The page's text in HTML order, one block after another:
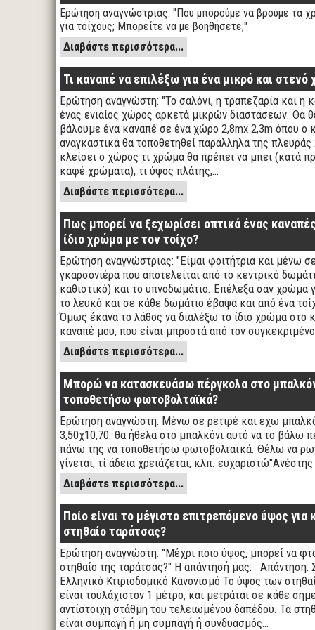
Ερώτηση αναγνώστριας: "Που μπορούμε να βρούμε τα
για τοίχους; Μπορείτε να με βοηθήσετε;"
Διαβάστε περισσότερα...
Τι καναπέ να επιλέξω για ένα μικρό και στενό
Ερώτηση αναγνώστη: "Το σαλόνι, η τραπεζαρία και η
ένας ενιαίος χώρος αρκετά μικρών διαστάσεων. Θα
βάλουμε ένα καναπέ σε ένα χώρο 2,8mx 2,3m όπου ο
αναγκαστικά θα τοποθετηθεί παράλληλα της πλευράς
κλείσει ο χώρος τι χρώμα θα πρέπει να μπει (κατά
καφέ χρώματα), τι ύψος πλάτης,…
Διαβάστε περισσότερα...
Πως μπορεί να ξεχωρίσει οπτικά ένας
ίδιο χρώμα με τον τοίχο?
Ερώτηση αναγνώστριας: "Είμαι φοιτήτρια και μένω
γκαρσονιέρα που αποτελείται από το κεντρικό
καθιστικό) και το υπνοδωμάτιο. Επέλεξα σαν χρώμα
το λευκό και σε κάθε δωμάτιο έβαψα και από ένα
Όμως έκανα το λάθος να διαλέξω το ίδιο χρώμα στο
καναπέ μου, που είναι μπροστά από τον
Διαβάστε περισσότερα...
Μπορώ να κατασκευάσω πέργκολα στο
τοποθετήσω φωτοβολταϊκά?
Ερώτηση αναγνώστη: Μένω σε ρετιρέ και εχω
3,50χ10,70. θα ήθελα στο μπαλκόνι αυτό να το βάλω
πάνω της να τοποθετήσω φωτοβολταϊκά. Θέλω να
γίνεται, τί άδεια χρειάζεται, κλπ.
Διαβάστε περισσότερα...
Ποίο είναι το μέγιστο επιτρεπόμενο ύψος για
στηθαίο ταράτσας?
Ερώτηση αναγνώστη: "Μέχρι ποιο ύψος, μπορεί να
στηθαίο της ταράτσας?" Η απάντησή μας:
Ελληνικό Κτιριοδομικό Κανονισμό Το ύψος των
είναι τουλάχιστον 1 μέτρο, και μετράται σε κάθε
αντίστοιχη στάθμη του τελειωμένου δαπέδου. Τα
είναι συμπαγή ή μη συμπαγή ή συνδυασμός…